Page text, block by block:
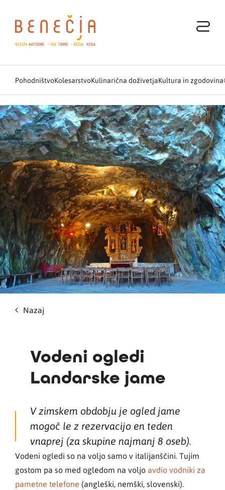
PohodništvoKolesarstvoKulinarična doživetjaKultura in zgodovina
Nazaj
Vodeni ogledi
Landarske jame
V zimskem obdobju je ogled jame
mogoč le z rezervacijo en teden
vnaprej (za skupine najmanj 8 oseb).
Vodeni ogledi so na voljo samo v italijanščini. Tujim
gostom pa so med ogledom na voljoavdio vodniki za
pametne telefone (angleški, nemški, slovenski).